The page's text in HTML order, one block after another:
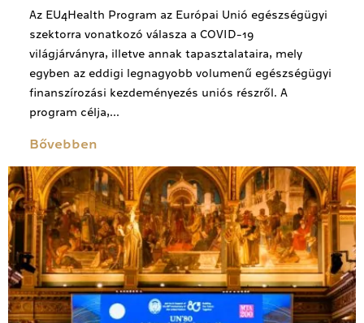
Az EU4Health Program az Európai Unió egészségügyi
szektorra vonatkozó válasza a COVID-19
világjárványra, illetve annak tapasztalataira, mely
egyben az eddigi legnagyobb volumenű egészségügyi
finanszírozási kezdeményezés uniós részről. A
program célja,...
Bővebben